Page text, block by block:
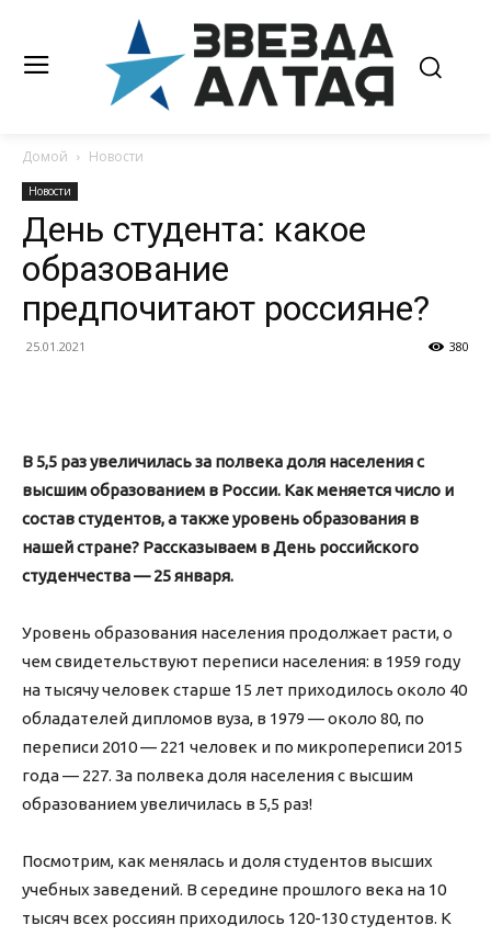
Домой Новости
Новости
День студента: какое
образование
предпочитают россияне?
25.01.2021 380
В 5,5 раз увеличилась за полвека доля населения с
высшим образованием в России. Как меняется число и
состав студентов, а также уровень образования в
нашей стране? Рассказываем в День российского
студенчества — 25 января.
Уровень образования населения продолжает расти, о
чем свидетельствуют переписи населения: в 1959 году
на тысячу человек старше 15 лет приходилось около 40
обладателей дипломов вуза, в 1979 — около 80, по
переписи 2010 — 221 человек и по микропереписи 2015
года — 227. За полвека доля населения с высшим
образованием увеличилась в 5,5 раз!
Посмотрим, как менялась и доля студентов высших
учебных заведений. В середине прошлого века на 10
тысяч всех россиян приходилось 120-130 студентов. К